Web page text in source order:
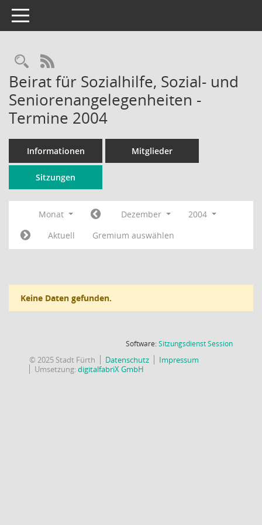
Toggle navigation
Rechercheauswahl
RSS-Feed
Beirat für Sozialhilfe, Sozial- und
Seniorenangelegenheiten -
Termine 2004
Informationen Mitglieder
Sitzungen
Monat Dezember
2004
Aktuell
Gremium auswählen
Keine Daten gefunden.
Software:SitzungsdienstSession(Wird in
© 2025 Stadt Fürth Datenschutz
Impressum
Umsetzung:digitalfabriX GmbH